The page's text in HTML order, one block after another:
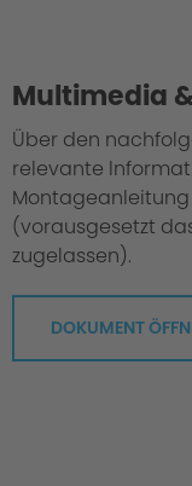
Multimedia
Über den
relevante
(vorausgesetzt
zugelassen).
DOKUMENT